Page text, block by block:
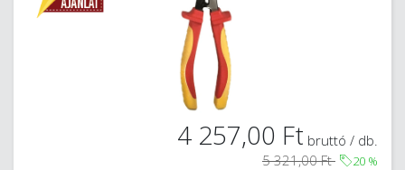
4 257,00 Ft bruttó / db.
5 321,00 Ft
20 %